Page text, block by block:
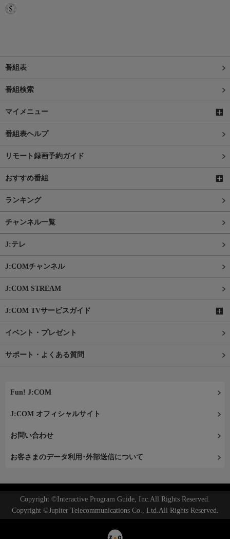
番組表
番組検索
マイメニュー
番組表ヘルプ
リモート録画予約ガイド
おすすめ番組
ランキング
チャンネル一覧
J:テレ
J:COMチャンネル
J:COM STREAM
J:COM TVサービスガイド
イベント・プレゼント
サポート・よくある質問
Fun! J:COM
J:COM オフィシャルサイト
お問い合わせ
お客さまのデータ利用･外部送信について
Copyright ©Interactive Program Guide, Inc.All Rights Reserved.
Copyright ©Jupiter Telecommunications Co., Ltd.All Rights Reserved.